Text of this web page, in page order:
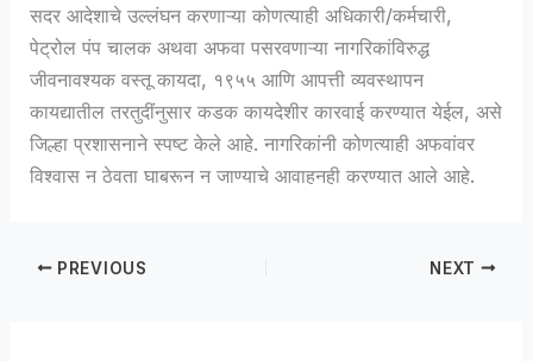
सदर आदेशाचे उल्लंघन करणाऱ्या कोणत्याही अधिकारी/कर्मचारी,
पेट्रोल पंप चालक अथवा अफवा पसरवणाऱ्या नागरिकांविरुद्ध
जीवनावश्यक वस्तू कायदा, १९५५ आणि आपत्ती व्यवस्थापन
कायद्यातील तरतुदींनुसार कडक कायदेशीर कारवाई करण्यात येईल, असे
जिल्हा प्रशासनाने स्पष्ट केले आहे. नागरिकांनी कोणत्याही अफवांवर
विश्वास न ठेवता घाबरून न जाण्याचे आवाहनही करण्यात आले आहे.
PREVIOUS NEXT